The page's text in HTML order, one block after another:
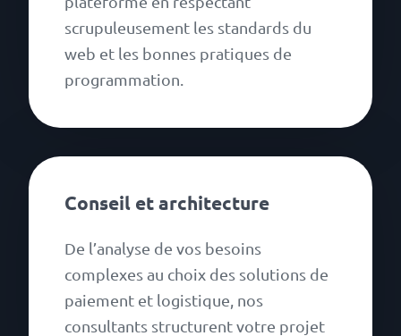
scrupuleusement les standards du
web et les bonnes pratiques de
programmation.
Conseil et architecture
De l’analyse de vos besoins
complexes au choix des solutions de
paiement et logistique, nos
consultants structurent votre projet